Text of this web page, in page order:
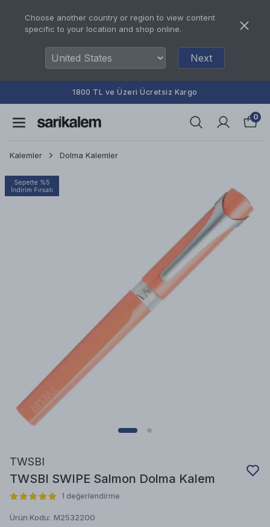
Choose another country or region to view content
specific to your location and shop online.
Next
1800 TL ve Üzeri Ücretsiz Kargo
0
Kalemler Dolma Kalemler
TWSBI
TWSBI SWIPE Salmon Dolma Kalem
1 değerlendirme
Ürün Kodu: M2532200